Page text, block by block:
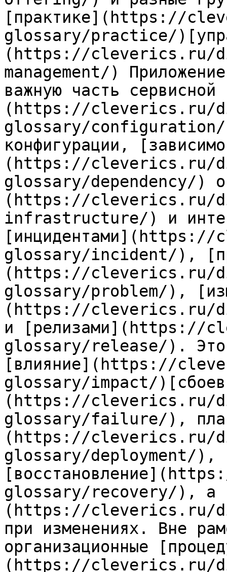
[практике](https://
glossary/practice/
(https://cleverics.ru/
management/)
важную часть
(https://cleverics.ru/
glossary/configuration/
конфигурации,
(https://cleverics.ru/
glossary/dependency/)
(https://cleverics.ru/
infrastructure/) и
glossary/incident/),
(https://cleverics.ru/
glossary/problem/),
(https://cleverics.ru/
и [релизами](https://
glossary/release/). Это
[влияние](https://
glossary/impact/
(https://cleverics.ru/
glossary/failure/),
(https://cleverics.ru/
glossary/deployment/),
glossary/recovery/), а
(https://cleverics.ru/
при изменениях. Вне
организационные
(https://cleverics.ru/